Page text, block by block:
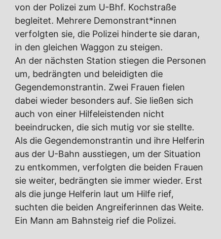
von der Polizei zum U-Bhf. Kochstraße
begleitet. Mehrere Demonstrant*innen
verfolgten sie, die Polizei hinderte sie daran,
in den gleichen Waggon zu steigen.
An der nächsten Station stiegen die Personen
um, bedrängten und beleidigten die
Gegendemonstrantin. Zwei Frauen fielen
dabei wieder besonders auf. Sie ließen sich
auch von einer Hilfeleistenden nicht
beeindrucken, die sich mutig vor sie stellte.
Als die Gegendemonstrantin und ihre Helferin
aus der U-Bahn ausstiegen, um der Situation
zu entkommen, verfolgten die beiden Frauen
sie weiter, bedrängten sie immer wieder. Erst
als die junge Helferin laut um Hilfe rief,
suchten die beiden Angreiferinnen das Weite.
Ein Mann am Bahnsteig rief die Polizei.